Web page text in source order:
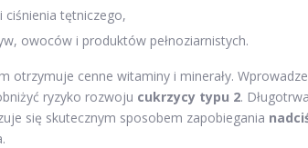
ciśnienia tętniczego,
owoców i produktów pełnoziarnistych.
otrzymuje cenne witaminy i minerały.
ryzyko rozwoju cukrzycy typu 2.
się skutecznym sposobem zapobiegania